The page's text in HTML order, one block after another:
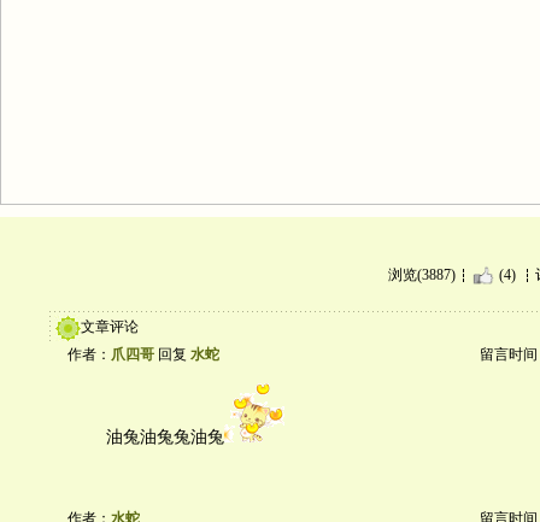
浏览(3887) (4)
文章评论
作者： 爪四哥 回复 水蛇 留言时间
油兔油兔兔油兔
作者： 水蛇 留言时间